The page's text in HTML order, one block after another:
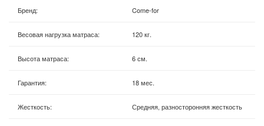
Бренд: Come-for
Весовая нагрузка матраса: 120 кг.
Высота матраса: 6 см.
Гарантия: 18 мес.
Жесткость: Средняя, разносторонняя жесткость